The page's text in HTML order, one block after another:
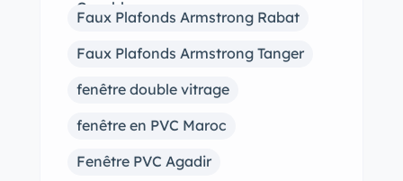
Casablanca
Faux Plafonds Armstrong Rabat
Faux Plafonds Armstrong Tanger
fenêtre double vitrage
fenêtre en PVC Maroc
Fenêtre PVC Agadir